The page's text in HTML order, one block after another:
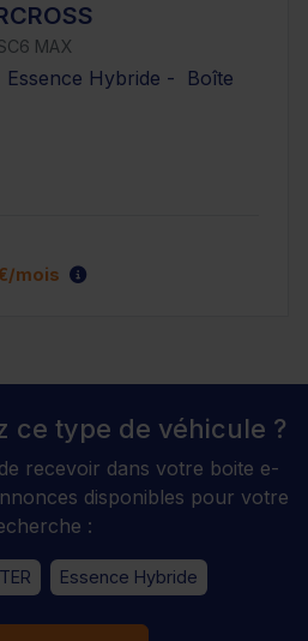
MAX
Hybride - Boîte
mois
ce type de véhicule ?
recevoir dans votre boite e-
disponibles pour votre
:
Essence Hybride